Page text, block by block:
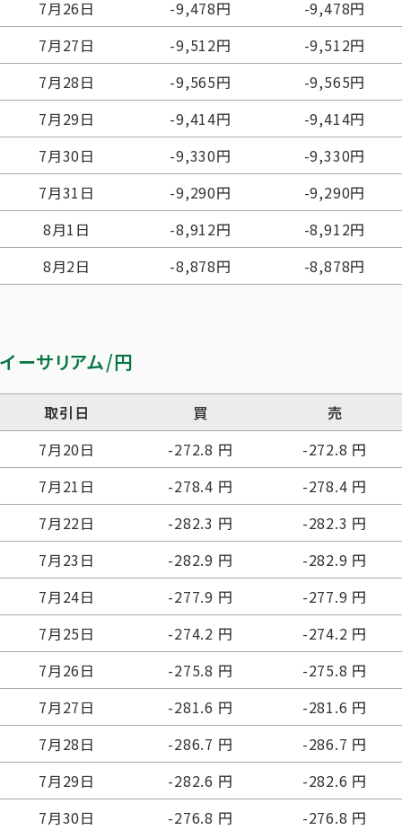
7月26日 -9,478円
-9,478円
7月27日
-9,512円
-9,512円
7月28日
-9,565円
-9,565円
7月29日
-9,414円
-9,414円
7月30日
-9,330円
-9,330円
7月31日
-9,290円
-9,290円
8月1日
-8,912円
-8,912円
8月2日
-8,878円 -8,878円
イーサリアム/円
取引日 買
売
7月20日
-272.8 円
-272.8 円
7月21日
-278.4 円
-278.4 円
7月22日
-282.3 円
-282.3 円
7月23日
-282.9 円
-282.9 円
7月24日
-277.9 円
-277.9 円
7月25日
-274.2 円
-274.2 円
7月26日
-275.8 円
-275.8 円
7月27日
-281.6 円
-281.6 円
7月28日
-286.7 円
-286.7 円
7月29日
-282.6 円
-282.6 円
7月30日
-276.8 円
-276.8 円